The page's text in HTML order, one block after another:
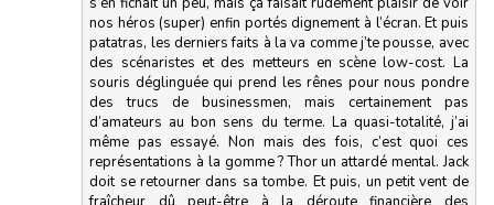
nos héros (super) enfin portés dignement à l’écran. Et puis
patatras, les derniers faits à la va comme j’te pousse, avec
des scénaristes et des metteurs en scène low-cost. La
souris déglinguée qui prend les rênes pour nous pondre
des trucs de businessmen, mais certainement pas
d’amateurs au bon sens du terme. La quasi-totalité, j’ai
même pas essayé. Non mais des fois, c’est quoi ces
représentations à la gomme ? Thor un attardé mental. Jack
doit se retourner dans sa tombe. Et puis, un petit vent de